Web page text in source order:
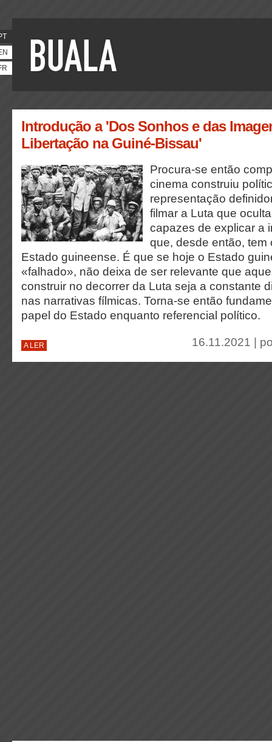
Introdução a 'Dos Sonhos e das
Libertação na Guiné-Bissau'
Procura-se então
cinema construiu
representação
filmar a Luta que
capazes de explicar a
que, desde então, tem
Estado guineense. É que se hoje o Estado
«falhado», não deixa de ser relevante que
construir no decorrer da Luta seja a constante
nas narrativas fílmicas. Torna-se então
papel do Estado enquanto referencial político.
A LER 16.11.2021 |